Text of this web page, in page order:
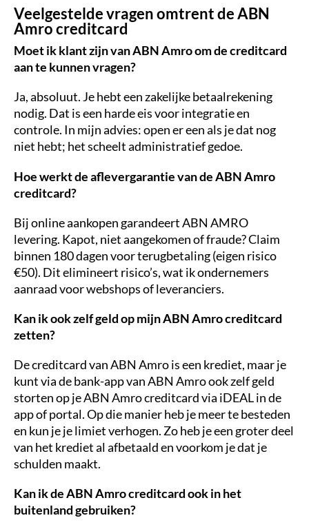
Veelgestelde vragen omtrent de ABN
Amro creditcard
Moet ik klant zijn van ABN Amro om de creditcard
aan te kunnen vragen?
Ja, absoluut. Je hebt een zakelijke betaalrekening
nodig. Dat is een harde eis voor integratie en
controle. In mijn advies: open er een als je dat nog
niet hebt; het scheelt administratief gedoe.
Hoe werkt de aflevergarantie van de ABN Amro
creditcard?
Bij online aankopen garandeert ABN AMRO
levering. Kapot, niet aangekomen of fraude? Claim
binnen 180 dagen voor terugbetaling (eigen risico
€50). Dit elimineert risico’s, wat ik ondernemers
aanraad voor webshops of leveranciers.
Kan ik ook zelf geld op mijn ABN Amro creditcard
zetten?
De creditcard van ABN Amro is een krediet, maar je
kunt via de bank-app van ABN Amro ook zelf geld
storten op je ABN Amro creditcard via iDEAL in de
app of portal. Op die manier heb je meer te besteden
en kun je je limiet verhogen. Zo heb je een groter deel
van het krediet al afbetaald en voorkom je dat je
schulden maakt.
Kan ik de ABN Amro creditcard ook in het
buitenland gebruiken?